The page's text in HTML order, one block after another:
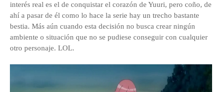
interés real es el de conquistar el corazón de Yuuri, pero coño, de
ahí a pasar de él como lo hace la serie hay un trecho bastante
bestia. Más aún cuando esta decisión no busca crear ningún
ambiente o situación que no se pudiese conseguir con cualquier
otro personaje. LOL.